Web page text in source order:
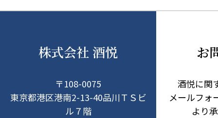
株式会社 酒悦
〒108-0075
東京都港区港南2-13-40品川ＴＳビ
ル７階
お
酒悦に関
メールフォ
より